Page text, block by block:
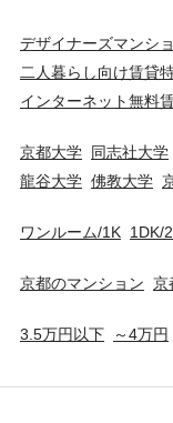
デザイナーズマンシ
二人暮らし向け賃貸
インターネット無料
京都大学 同志社大学
龍谷大学 佛教大学
ワンルーム/1K 1DK/
京都のマンション 京
3.5万円以下 ～4万円